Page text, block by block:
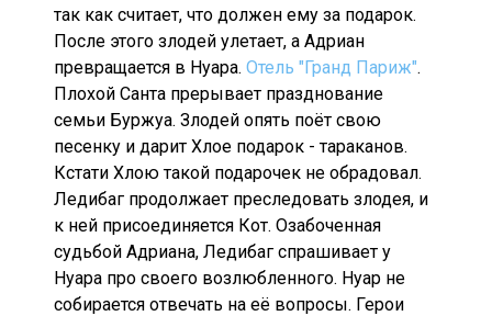
так как считает, что должен ему за подарок.
После этого злодей улетает, а Адриан
превращается в Нуара. Отель "Гранд Париж".
Плохой Санта прерывает празднование
семьи Буржуа. Злодей опять поёт свою
песенку и дарит Хлое подарок - тараканов.
Кстати Хлою такой подарочек не обрадовал.
Ледибаг продолжает преследовать злодея, и
к ней присоединяется Кот. Озабоченная
судьбой Адриана, Ледибаг спрашивает у
Нуара про своего возлюбленного. Нуар не
собирается отвечать на её вопросы. Герои